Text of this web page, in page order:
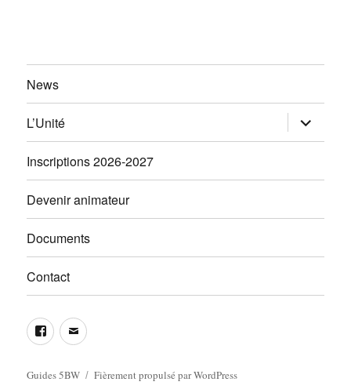
News
L’Unité ouvrir
le
sous-
Inscriptions 2026-2027
Devenir animateur
Documents
Contact
FacebookEmail
Guides 5BW Fièrement propulsé par WordPress